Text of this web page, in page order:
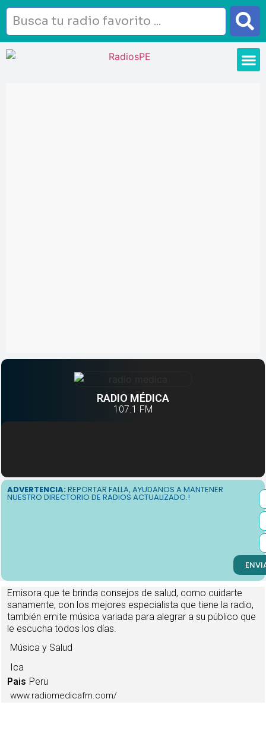
RADIO MÉDICA
107.1 FM
ADVERTENCIA: REPORTAR FALLA, AYUDANOS A MANTENER
NUESTRO DIRECTORIO DE RADIOS ACTUALIZADO.!
Emisora que te brinda consejos de salud, como cuidarte
sanamente, con los mejores especialista que tiene la radio,
también emite música variada para alegrar a su público que
le escucha todos los días.
Música y Salud
Ica
Pais Peru
www.radiomedicafm.com/